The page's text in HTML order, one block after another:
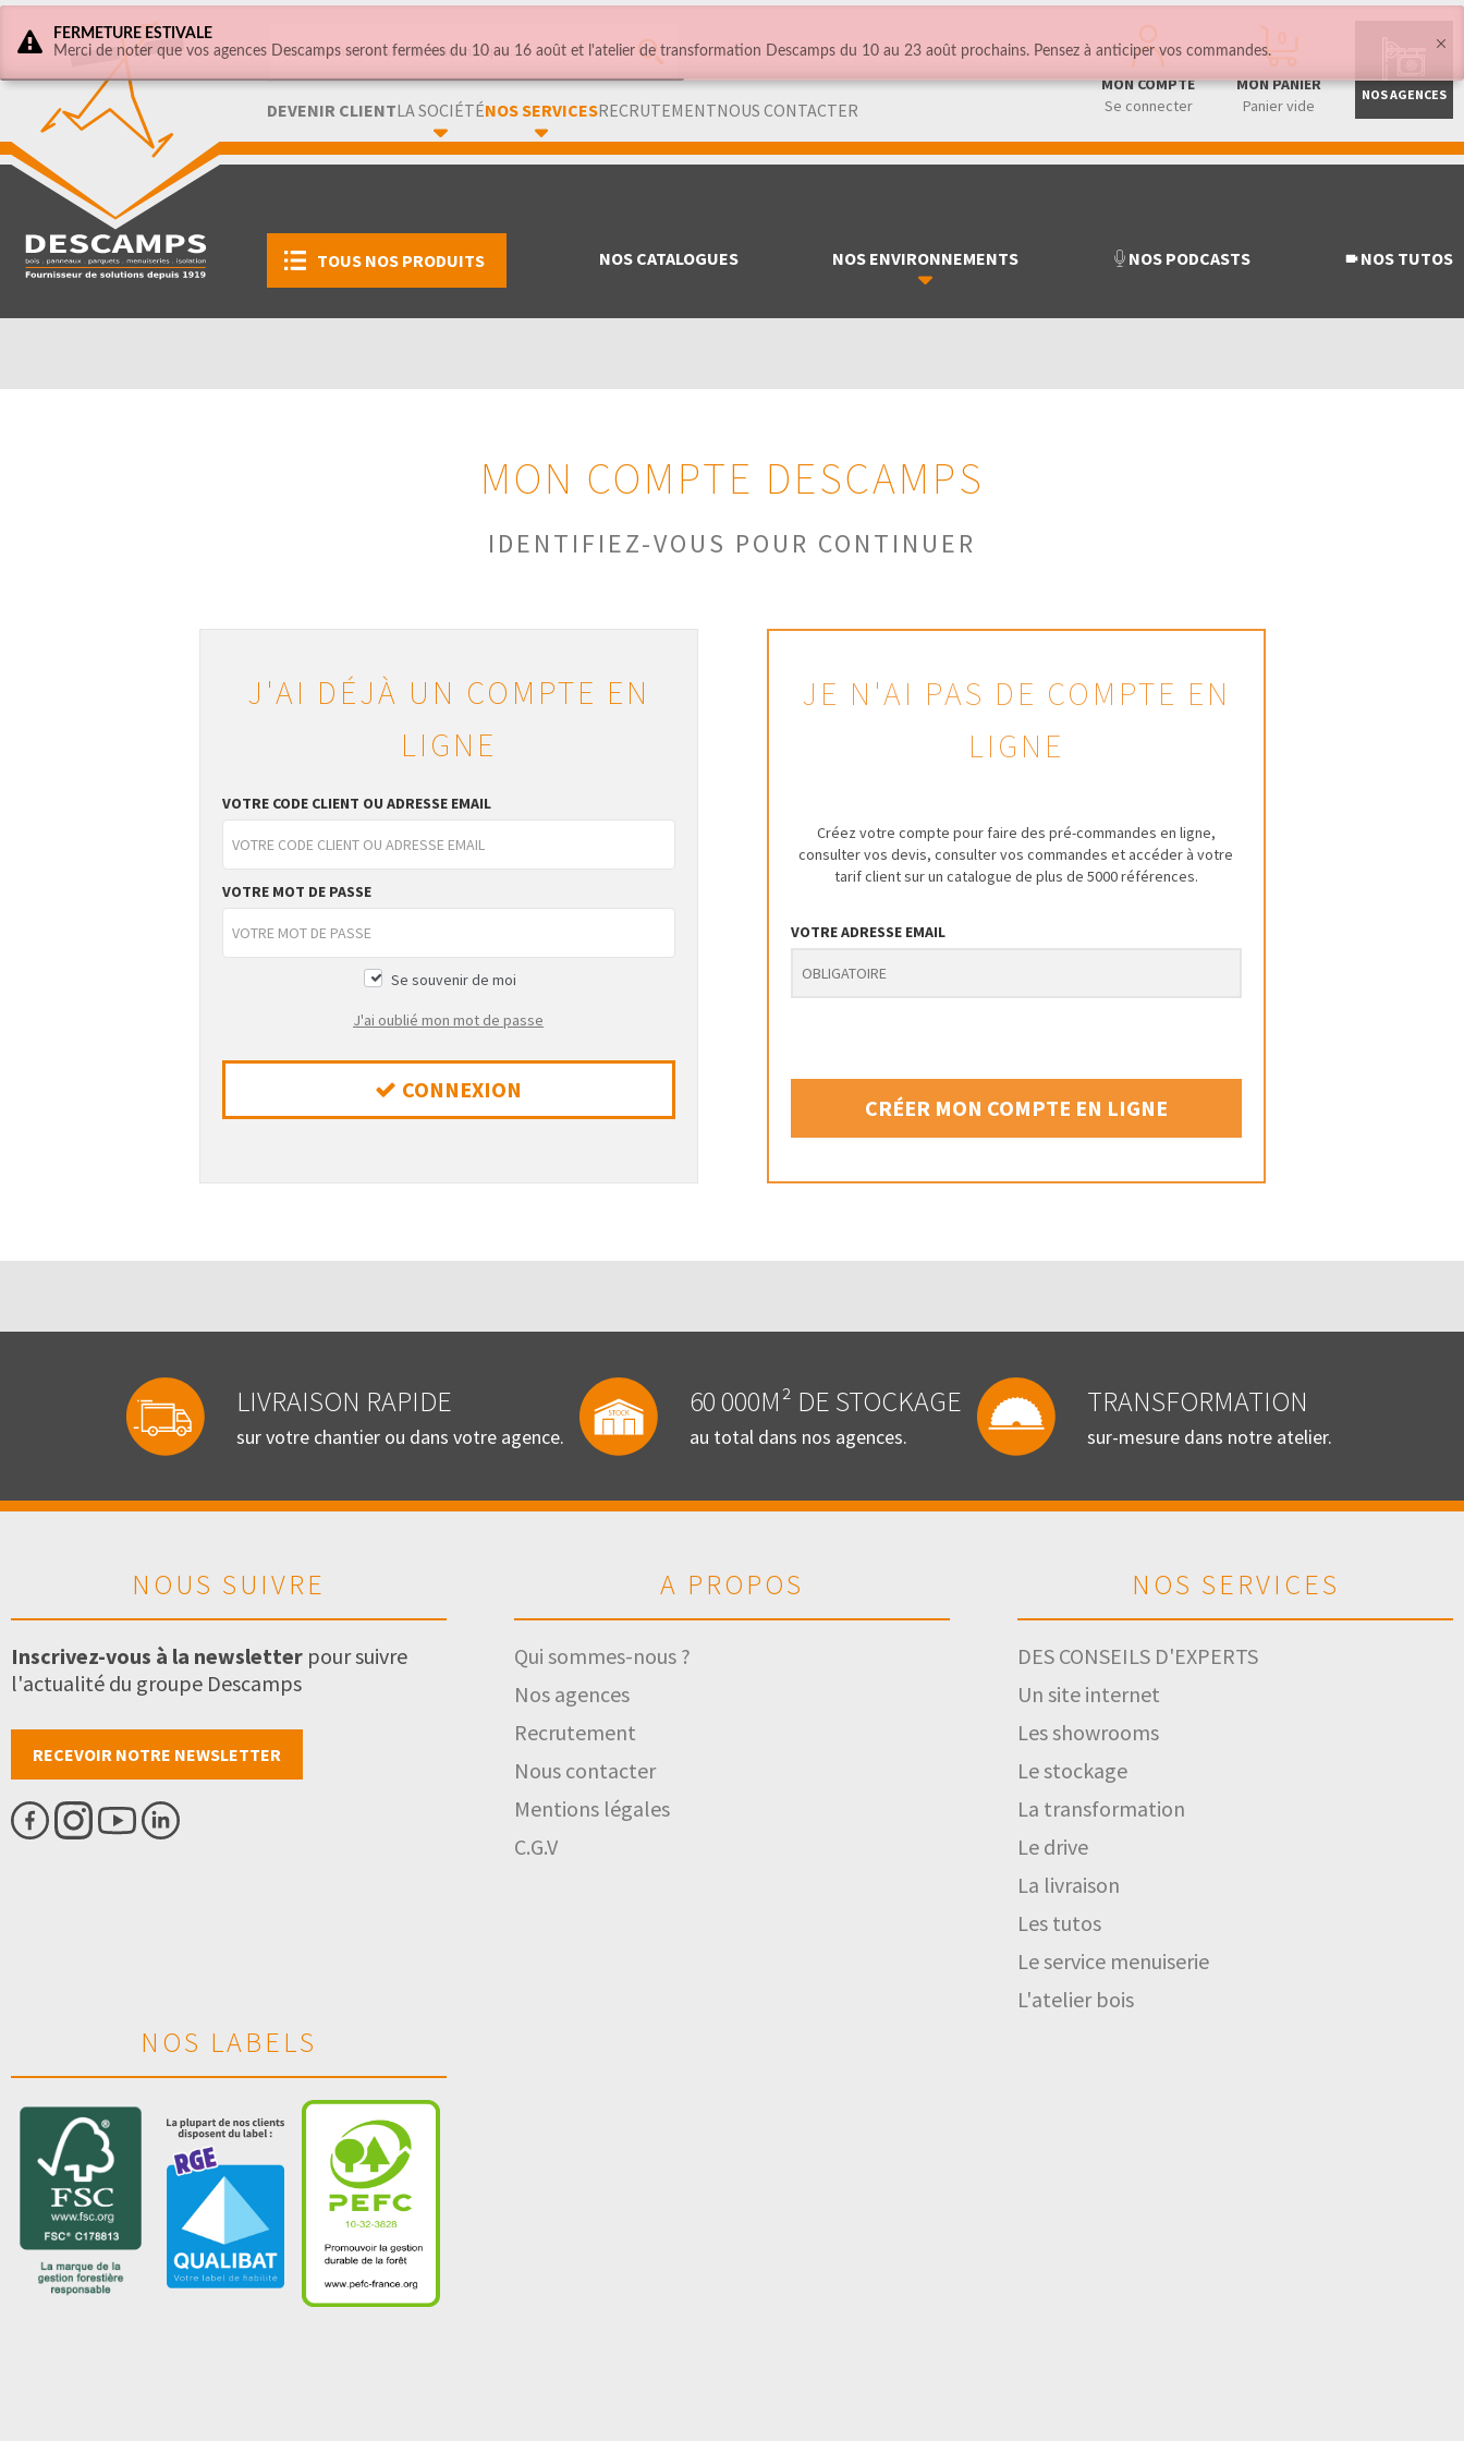
DEVENIR CLIENTLA SOCIÉTÉNOS SERVICESRECRUTEMENTNOUS CONTACTER
MON COMPTE
Se connecter
MON PANIER
Panier vide
NOS AGENCES
TOUS NOS PRODUITS NOS CATALOGUES NOS ENVIRONNEMENTS NOS PODCASTS NOS TUTOS
MON COMPTE DESCAMPS
IDENTIFIEZ-VOUS POUR CONTINUER
J'AI DÉJÀ UN COMPTE EN
LIGNE
VOTRE CODE CLIENT OU ADRESSE EMAIL
VOTRE MOT DE PASSE
Se souvenir de moi
J'ai oublié mon mot de passe
CONNEXION
JE N'AI PAS DE COMPTE EN
LIGNE
Créez votre compte pour faire des pré-commandes en ligne,
consulter vos devis, consulter vos commandes et accéder à votre
tarif client sur un catalogue de plus de 5000 références.
VOTRE ADRESSE EMAIL
CRÉER MON COMPTE EN LIGNE
LIVRAISON RAPIDE
sur votre chantier ou dans votre agence.
60 000M² DE STOCKAGE
au total dans nos agences.
TRANSFORMATION
sur-mesure dans notre atelier.
NOUS SUIVRE
Inscrivez-vous à la newsletter pour suivre
l'actualité du groupe Descamps
RECEVOIR NOTRE NEWSLETTER
A PROPOS
Qui sommes-nous ?
Nos agences
Recrutement
Nous contacter
Mentions légales
C.G.V
NOS SERVICES
DES CONSEILS D'EXPERTS
Un site internet
Les showrooms
Le stockage
La transformation
Le drive
La livraison
Les tutos
Le service menuiserie
L'atelier bois
NOS LABELS
FERMETURE ESTIVALE
Merci de noter que vos agences Descamps seront fermées du 10 au 16 août et l'atelier de transformation Descamps du 10 au 23 août prochains. Pensez à anticiper vos commandes.